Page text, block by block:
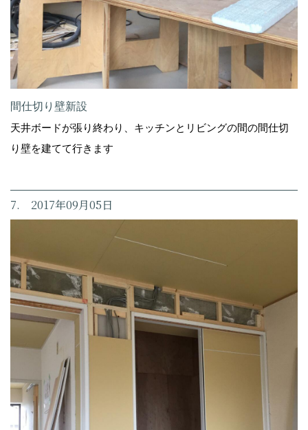
間仕切り壁新設
天井ボードが張り終わり、キッチンとリビングの間の間仕切
り壁を建てて行きます
7. 2017年09月05日